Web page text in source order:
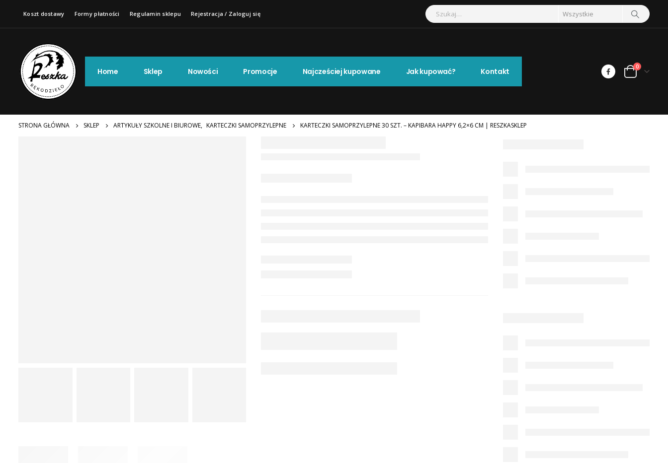
Koszt dostawy Formy płatności Regulamin sklepu Rejestracja / Zaloguj się
Home Sklep Nowości Promocje Najcześciej kupowane Jak kupować? Kontakt 0
STRONA GŁÓWNA SKLEP ARTYKUŁY SZKOLNE I BIUROWE, KARTECZKI SAMOPRZYLEPNE KARTECZKI SAMOPRZYLEPNE 30 SZT. – KAPIBARA HAPPY 6,2×6 CM | RESZKASKLEP